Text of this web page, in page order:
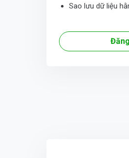
Sao lưu dữ liệu